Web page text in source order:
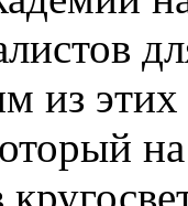
из этих
на